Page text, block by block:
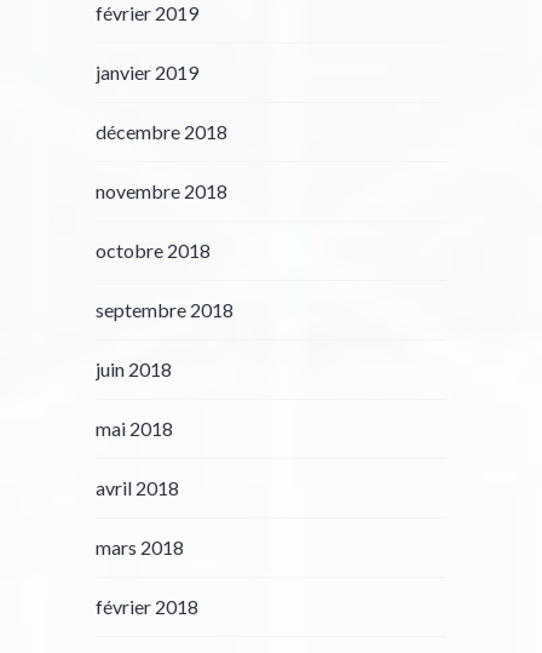
février 2019
janvier 2019
décembre 2018
novembre 2018
octobre 2018
septembre 2018
juin 2018
mai 2018
avril 2018
mars 2018
février 2018